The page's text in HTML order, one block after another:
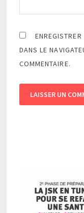
DANS LE
COMMENTAIRE.